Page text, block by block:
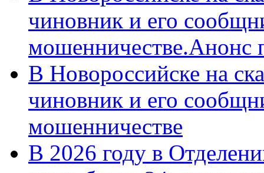
чиновник и его
мошенничестве.Анонс
В Новороссийске на
чиновник и его
мошенничестве
В 2026 году в